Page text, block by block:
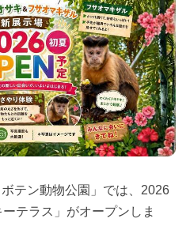
テン動物公園」では、2026
テラス」がオープンしま